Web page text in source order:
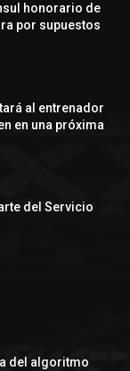
honorario de
por supuestos
al entrenador
en una próxima
del Servicio
del algoritmo